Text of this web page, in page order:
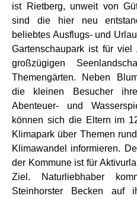
ist Rietberg, unweit von
sind die hier neu
beliebtes Ausflugs- und
Gartenschaupark ist für
großzügigen
Themengärten. Neben
die kleinen Besucher
Abenteuer- und
können sich die Eltern im
Klimapark über Themen
Klimawandel informieren.
der Kommune ist für
Ziel. Naturliebhaber
Steinhorster Becken auf